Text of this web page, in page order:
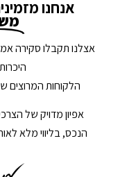
אנחנו
אצלנו תקבלו סקירה
הלקוחות המרוצים
אפיון מדויק של
הנכס, בליווי מלא